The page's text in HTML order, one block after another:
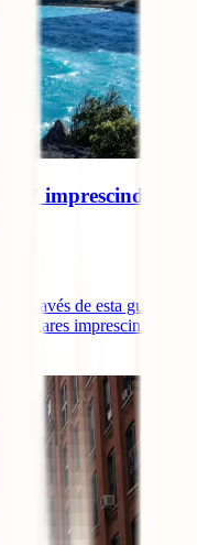
7 imprescindibles
a través de esta guía en
y lugares imprescindibles.